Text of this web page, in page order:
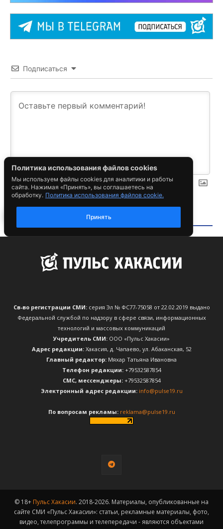
Св-во регистрации СМИ:серия Эл № ФС77-75058 от 22.02.2019 выдано
Федеральной службой по надзору в сфере связи, информационных
технологий и массовых коммуникаций
Учредитель СМИ: ООО «Пульс Хакасии»
Адрес редакции:Хакасия, д. Чапаево, ул. Абаканская, 52
Главный редактор: Мяхар Татьяна Ивановна
Телефон редакции:+79532587854
CМС, мессенджеры:+79532587854
Электронный адрес редакции: info@pulse19.ru
По вопросам рекламы: reklama@pulse19.ru
© 18+ Пульс Хакасии. 2018-2026. Материалы, опубликованные на
сайте СМИ «Пульс Хакасии»: статьи, рекламные материалы, фото,
видео, телепрограммы и телепередачи - являются объектами